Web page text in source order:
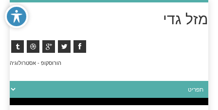
מזל גדי
הורוסקופ - אסטרולוגיה